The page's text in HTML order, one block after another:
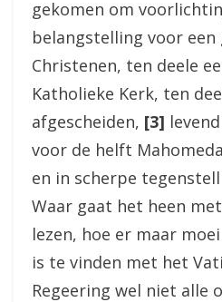
gekomen om
belangstelling voor
Christenen, ten deele
Katholieke Kerk, ten
afgescheiden, [3]
voor de helft
en in scherpe
Waar gaat het heen met
lezen, hoe er maar
is te vinden met het
Regeering wel niet alle